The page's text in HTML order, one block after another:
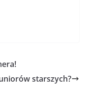
starszych?